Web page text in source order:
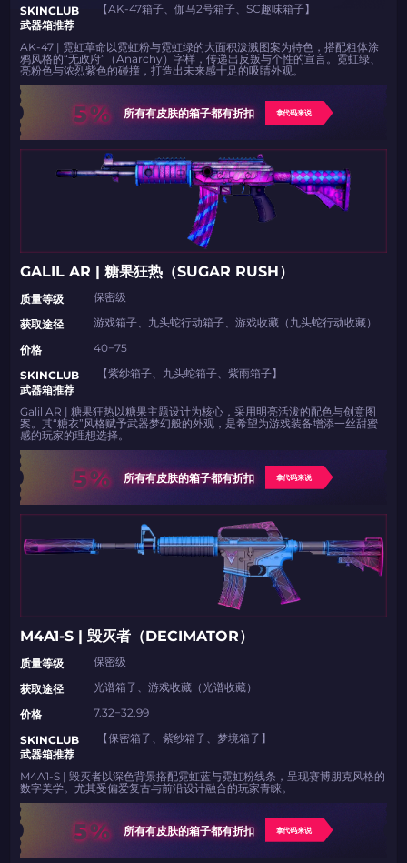
​​SKINCLUB
武器箱推荐
【AK-47箱子、伽马2号箱子、SC趣味箱子】
AK-47 | 霓虹革命以霓虹粉与霓虹绿的大面积泼溅图案为特色，搭配粗体涂
鸦风格的“无政府”（Anarchy）字样，传递出反叛与个性的宣言。霓虹绿、
亮粉色与浓烈紫色的碰撞，打造出未来感十足的吸睛外观。
5% 所有有皮肤的箱子都有折扣 拿代码来说
GALIL AR | 糖果狂热（SUGAR RUSH）
​​质量等级​​
保密级
​​获取途径
游戏箱子、九头蛇行动箱子、游戏收藏（九头蛇行动收藏）
​​价格
40−75
​​SKINCLUB
武器箱推荐​​
【紫纱箱子、九头蛇箱子、紫雨箱子】
Galil AR | 糖果狂热以糖果主题设计为核心，采用明亮活泼的配色与创意图
案。其“糖衣”风格赋予武器梦幻般的外观，是希望为游戏装备增添一丝甜蜜
感的玩家的理想选择。
5% 所有有皮肤的箱子都有折扣 拿代码来说
M4A1-S | 毁灭者（DECIMATOR）
​​质量等级​​
保密级
​​获取途径
光谱箱子、游戏收藏（光谱收藏）
​​价格​​
7.32−32.99
​​SKINCLUB
武器箱推荐​​
【保密箱子、紫纱箱子、梦境箱子】
M4A1-S | 毁灭者以深色背景搭配霓虹蓝与霓虹粉线条，呈现赛博朋克风格的
数字美学。尤其受偏爱复古与前沿设计融合的玩家青睐。
5% 所有有皮肤的箱子都有折扣 拿代码来说